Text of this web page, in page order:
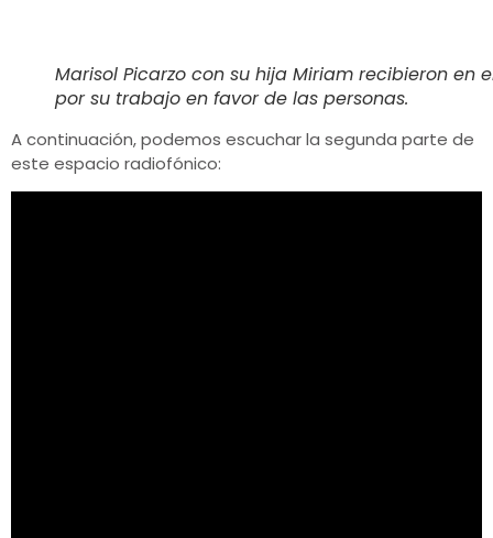
Marisol Picarzo con su hija Miriam recibieron en el
por su trabajo en favor de las personas.
A continuación, podemos escuchar la segunda parte de
este espacio radiofónico: